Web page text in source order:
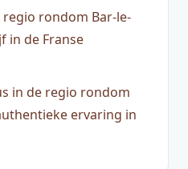
regio rondom Bar-le-
in de Franse
in de regio rondom
ervaring in